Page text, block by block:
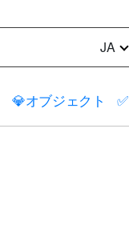
JA
💎オブジェクト ✅